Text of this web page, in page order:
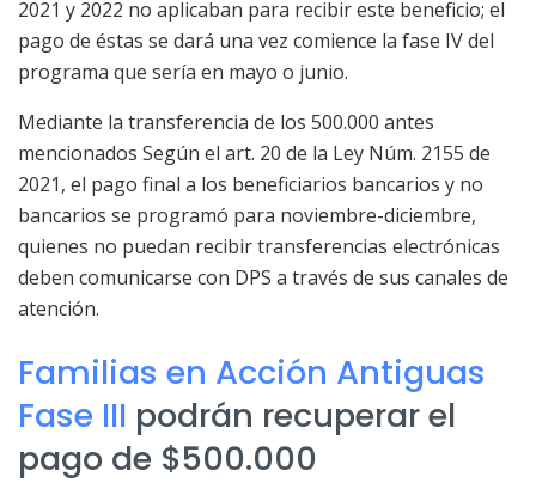
2021 y 2022 no aplicaban para recibir este beneficio; el
pago de éstas se dará una vez comience la fase IV del
programa que sería en mayo o junio.
Mediante la transferencia de los 500.000 antes
mencionados Según el art. 20 de la Ley Núm. 2155 de
2021, el pago final a los beneficiarios bancarios y no
bancarios se programó para noviembre-diciembre,
quienes no puedan recibir transferencias electrónicas
deben comunicarse con DPS a través de sus canales de
atención.
Familias en Acción Antiguas
Fase III podrán recuperar el
pago de $500.000